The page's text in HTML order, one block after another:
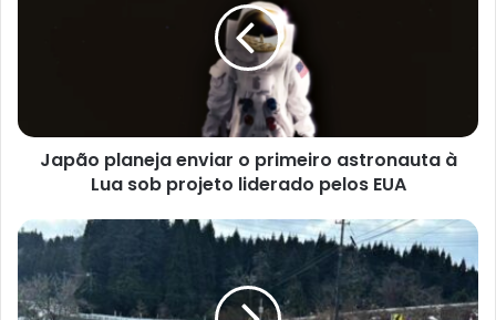
e
e
Japão planeja enviar o primeiro astronauta à
Lua sob projeto liderado pelos EUA